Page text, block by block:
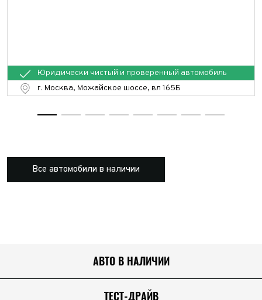
Юридически чистый и проверенный автомобиль
г. Москва, Можайское шоссе, вл 165Б
Все автомобили в наличии
АВТО В НАЛИЧИИ
ТЕСТ-ДРАЙВ